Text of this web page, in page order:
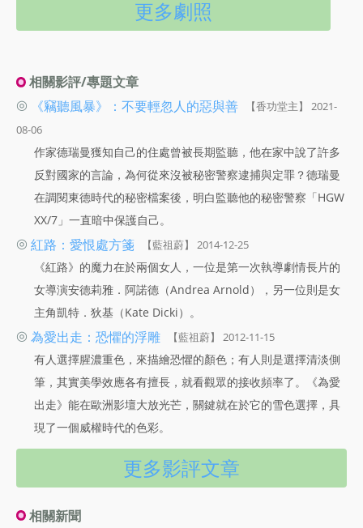
更多劇照
相關影評/專題文章
◎
《竊聽風暴》：不要輕忽人的惡與善
【香功堂主】 2021-
08-06
作家德瑞曼獲知自己的住處曾被長期監聽，他在家中說了許多
反對國家的言論，為何從來沒被秘密警察逮捕與定罪？德瑞曼
在調閱東德時代的秘密檔案後，明白監聽他的秘密警察「HGW
XX/7」一直暗中保護自己。
◎ 紅路：愛恨處方箋 【藍祖蔚】 2014-12-25
《紅路》的魔力在於兩個女人，一位是第一次執導劇情長片的
女導演安德莉雅．阿諾德（Andrea Arnold），另一位則是女
主角凱特．狄基（Kate Dicki）。
◎ 為愛出走：恐懼的浮雕 【藍祖蔚】 2012-11-15
有人選擇腥濃重色，來描繪恐懼的顏色；有人則是選擇清淡側
筆，其實美學效應各有擅長，就看觀眾的接收頻率了。《為愛
出走》能在歐洲影壇大放光芒，關鍵就在於它的雪色選擇，具
現了一個威權時代的色彩。
更多影評文章
相關新聞